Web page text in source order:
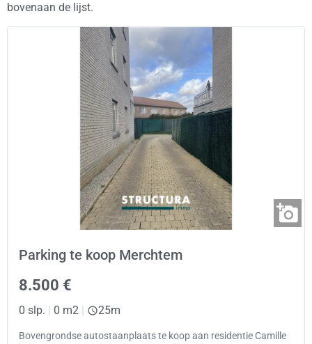
bovenaan de lijst.
Parking te koop Merchtem
8.500 €
0 slp. | 0 m2 | 25m
Bovengrondse autostaanplaats te koop aan residentie Camille